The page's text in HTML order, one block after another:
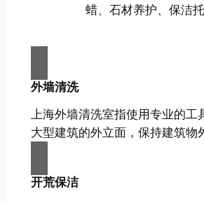
蜡、石材养护、保洁
外墙清洗
上海外墙清洗室指使用专业的工
大型建筑的外立面，保持建筑物
开荒保洁